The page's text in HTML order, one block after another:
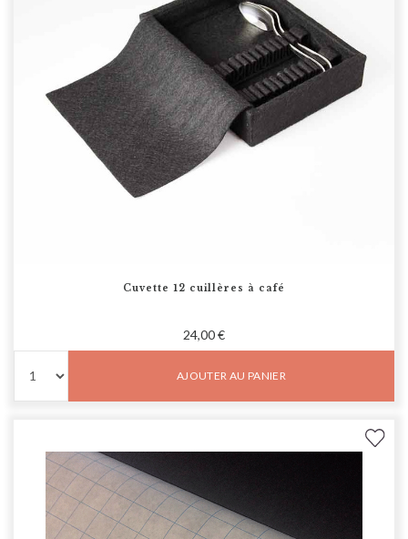
Cuvette 12 cuillères à café
24,00 €
AJOUTER AU PANIER